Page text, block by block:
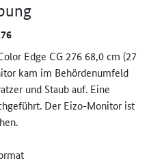
Edge CG 276 68,0 cm (27
kam im Behördenumfeld
und Staub auf. Eine
Der Eizo-Monitor ist